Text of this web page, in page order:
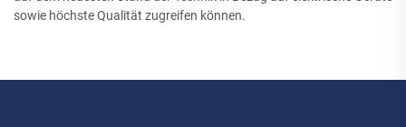
sowie höchste Qualität zugreifen können.